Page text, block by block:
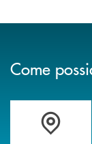
Come
Accedi all'